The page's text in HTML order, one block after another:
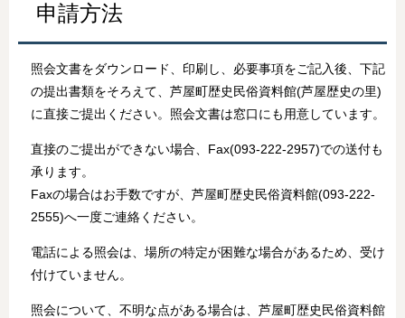
申請方法
照会文書をダウンロード、印刷し、必要事項をご記入後、下記
の提出書類をそろえて、芦屋町歴史民俗資料館(芦屋歴史の里)
に直接ご提出ください。照会文書は窓口にも用意しています。
直接のご提出ができない場合、Fax(093-222-2957)での送付も
承ります。
Faxの場合はお手数ですが、芦屋町歴史民俗資料館(093-222-
2555)へ一度ご連絡ください。
電話による照会は、場所の特定が困難な場合があるため、受け
付けていません。
照会について、不明な点がある場合は、芦屋町歴史民俗資料館